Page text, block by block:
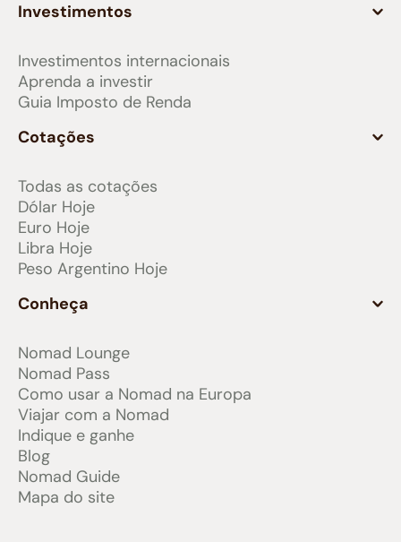
Investimentos
Investimentos internacionais
Aprenda a investir
Guia Imposto de Renda
Cotações
Todas as cotações
Dólar Hoje
Euro Hoje
Libra Hoje
Peso Argentino Hoje
Conheça
Nomad Lounge
Nomad Pass
Como usar a Nomad na Europa
Viajar com a Nomad
Indique e ganhe
Blog
Nomad Guide
Mapa do site